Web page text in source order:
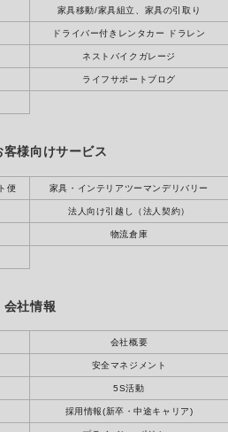
家具移動/家具組立、家具の引取り
ドライバー付きレンタカー ドラレン
ネストバイクガレージ
ライフサポートブログ
客様向けサービス
便 家具・インテリアツーマンデリバリー
法人向け引越し（法人契約）
物流倉庫
会社情報
会社概要
安全マネジメント
5S活動
採用情報(新卒・中途キャリア)